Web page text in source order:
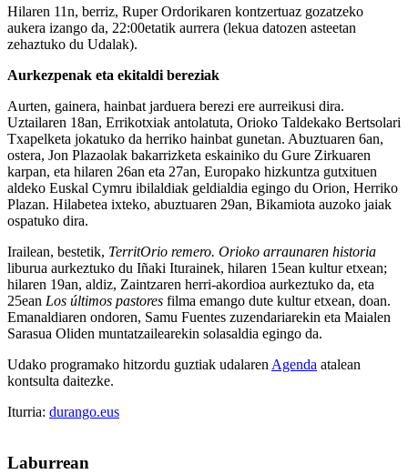
Hilaren 11n, berriz, Ruper Ordorikaren kontzertuaz gozatzeko
aukera izango da, 22:00etatik aurrera (lekua datozen asteetan
zehaztuko du Udalak).
Aurkezpenak eta ekitaldi bereziak
Aurten, gainera, hainbat jarduera berezi ere aurreikusi dira.
Uztailaren 18an, Errikotxiak antolatuta, Orioko Taldekako Bertsolari
Txapelketa jokatuko da herriko hainbat gunetan. Abuztuaren 6an,
ostera, Jon Plazaolak bakarrizketa eskainiko du Gure Zirkuaren
karpan, eta hilaren 26an eta 27an, Europako hizkuntza gutxituen
aldeko Euskal Cymru ibilaldiak geldialdia egingo du Orion, Herriko
Plazan. Hilabetea ixteko, abuztuaren 29an, Bikamiota auzoko jaiak
ospatuko dira.
Irailean, bestetik, TerritOrio remero. Orioko arraunaren historia
liburua aurkeztuko du Iñaki Iturainek, hilaren 15ean kultur etxean;
hilaren 19an, aldiz, Zaintzaren herri-akordioa aurkeztuko da, eta
25ean Los últimos pastores filma emango dute kultur etxean, doan.
Emanaldiaren ondoren, Samu Fuentes zuzendariarekin eta Maialen
Sarasua Oliden muntatzailearekin solasaldia egingo da.
Udako programako hitzordu guztiak udalaren Agenda atalean
kontsulta daitezke.
Iturria: durango.eus
Laburrean